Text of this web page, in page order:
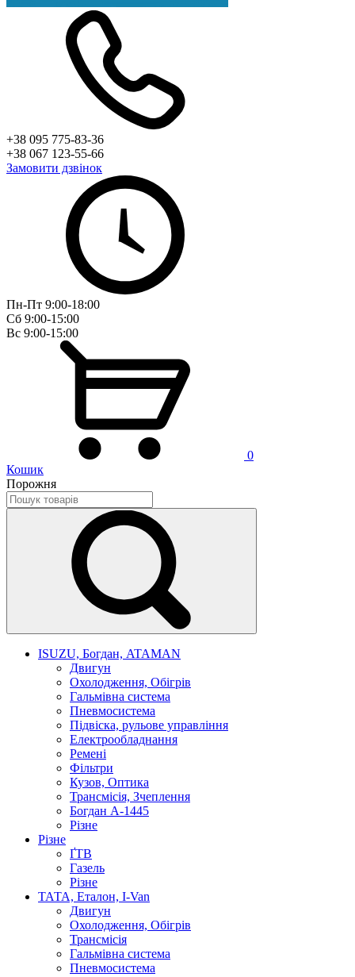
+38 095 775-83-36
+38 067 123-55-66
Замовити дзвінок
Пн-Пт 9:00-18:00
Сб 9:00-15:00
Вс 9:00-15:00
0
Кошик
Порожня
ISUZU, Богдан, ATAMAN
Двигун
Охолодження, Обігрів
Гальмівна система
Пневмосистема
Підвіска, рульове управління
Електрообладнання
Ремені
Фільтри
Кузов, Оптика
Трансмісія, Зчеплення
Богдан А-1445
Різне
Різне
ҐТВ
Газель
Різне
ТАТА, Еталон, I-Van
Двигун
Охолодження, Обігрів
Трансмісія
Гальмівна система
Пневмосистема